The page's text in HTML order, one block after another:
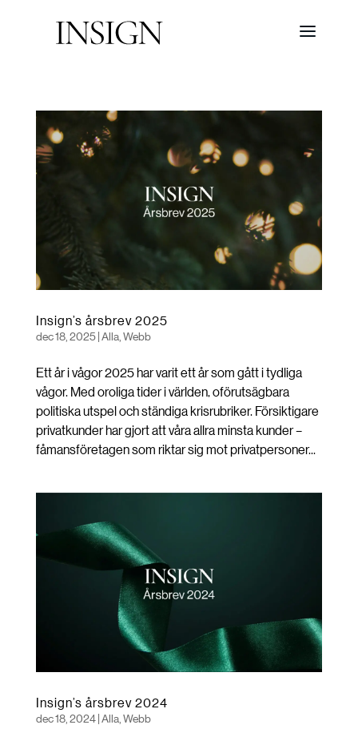
Insign’s årsbrev 2025
dec 18, 2025| Alla, Webb
Ett år i vågor 2025 har varit ett år som gått i tydliga
vågor. Med oroliga tider i världen, oförutsägbara
politiska utspel och ständiga krisrubriker. Försiktigare
privatkunder har gjort att våra allra minsta kunder –
fåmansföretagen som riktar sig mot privatpersoner...
Insign’s årsbrev 2024
dec 18, 2024| Alla, Webb